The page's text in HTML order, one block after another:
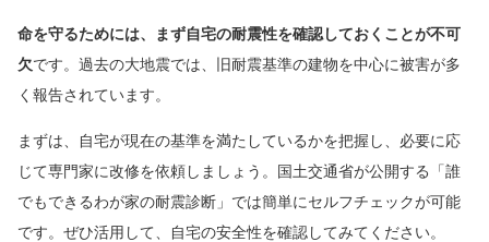
命を守るためには、まず自宅の耐震性を確認しておくことが不可
欠です。過去の大地震では、旧耐震基準の建物を中心に被害が多
く報告されています。
まずは、自宅が現在の基準を満たしているかを把握し、必要に応
じて専門家に改修を依頼しましょう。国土交通省が公開する「誰
でもできるわが家の耐震診断」では簡単にセルフチェックが可能
です。ぜひ活用して、自宅の安全性を確認してみてください。